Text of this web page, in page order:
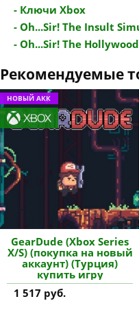
- Ключи Xbox
- Oh...Sir! The Insult
- Oh...Sir! The
Рекомендуемые
НОВЫЙ АКК
GearDude (Xbox Series
X/S) (покупка на новый
аккаунт) (Турция)
купить игру
1 517 руб.